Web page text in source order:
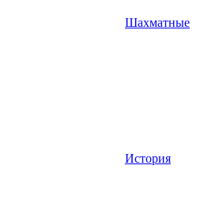
Шахматные
История